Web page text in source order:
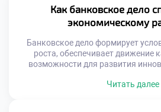
Финансовая интеграция
перемещение средств,
взаимопонимание
Как банковское дело
экономическому
Банковское дело формирует
роста, обеспечивает движение
возможности для развития
страну с динамичнойЧитать далее